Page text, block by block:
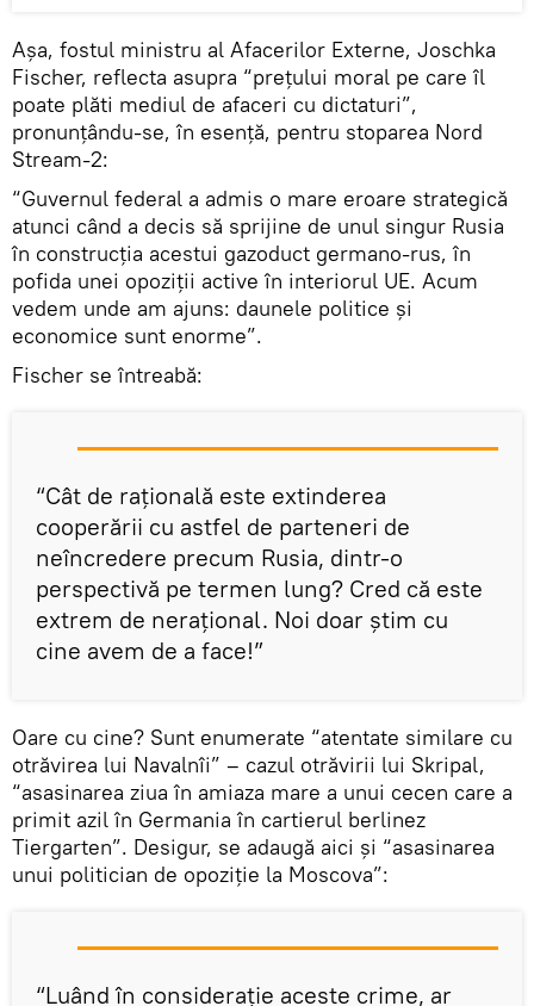
Așa, fostul ministru al Afacerilor Externe, Joschka
Fischer, reflecta asupra “prețului moral pe care îl
poate plăti mediul de afaceri cu dictaturi”,
pronunțându-se, în esență, pentru stoparea Nord
Stream-2:
“Guvernul federal a admis o mare eroare strategică
atunci când a decis să sprijine de unul singur Rusia
în construcția acestui gazoduct germano-rus, în
pofida unei opoziții active în interiorul UE. Acum
vedem unde am ajuns: daunele politice și
economice sunt enorme”.
Fischer se întreabă:
“Cât de rațională este extinderea
cooperării cu astfel de parteneri de
neîncredere precum Rusia, dintr-o
perspectivă pe termen lung? Cred că este
extrem de nerațional. Noi doar știm cu
cine avem de a face!”
Oare cu cine? Sunt enumerate “atentate similare cu
otrăvirea lui Navalnîi” – cazul otrăvirii lui Skripal,
“asasinarea ziua în amiaza mare a unui cecen care a
primit azil în Germania în cartierul berlinez
Tiergarten”. Desigur, se adaugă aici și “asasinarea
unui politician de opoziție la Moscova”:
“Luând în considerație aceste crime, ar